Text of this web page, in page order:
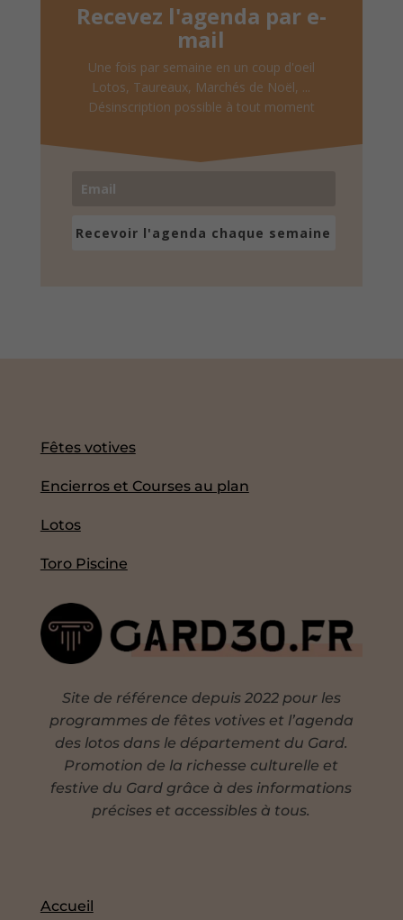
Recevez l'agenda par e-
mail
Une fois par semaine en un coup d'oeil
Lotos, Taureaux, Marchés de Noël, ...
Désinscription possible à tout moment
Recevoir l'agenda chaque semaine
Fêtes votives
Encierros et Courses au plan
Lotos
Toro Piscine
Site de référence depuis 2022 pour les
programmes de fêtes votives et l’agenda
des lotos dans le département du Gard.
Promotion de la richesse culturelle et
festive du Gard grâce à des informations
précises et accessibles à tous.
Accueil